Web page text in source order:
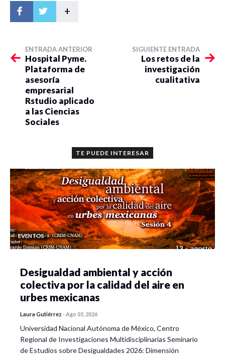
+
ENTRADA ANTERIOR
Hospital Pyme.
Plataforma de
asesoría
empresarial
Rstudio aplicado
a las Ciencias
Sociales
SIGUIENTE ENTRADA
Los retos de la
investigación
cualitativa
TE PUEDE INTERESAR
EVENTOS
Desigualdad ambiental y acción
colectiva por la calidad del aire en
urbes mexicanas
Laura Gutiérrez -Ago 05, 2026
Universidad Nacional Autónoma de México, Centro
Regional de Investigaciones Multidisciplinarias Seminario
de Estudios sobre Desigualdades 2026: Dimensión